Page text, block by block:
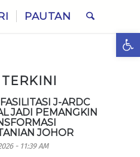
PAUTAN
J-ARDC
JADI PEMANGKIN
JOHOR
- 11:39 AM